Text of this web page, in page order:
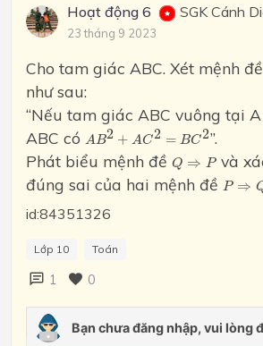
Hoạt động 6 SGK Cánh
23 tháng 9 2023
Cho tam giác ABC. Xét mệnh
như sau:
“Nếu tam giác ABC vuông tại
ABC có AB2 + AC2 = BC2
B2 =
”.
Phát biểu mệnh đề Q ⇒ P
Q P
và
đúng sai của hai mệnh đề P ⇒
P⇒ Q
id:84351326
Lớp 10 Toán
1 0